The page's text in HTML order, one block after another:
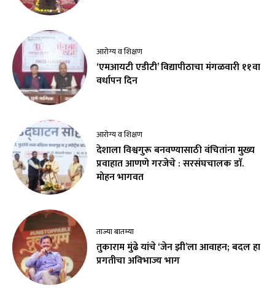
आरोग्य व शिक्षण
‘एमआयटी एडीटी’ विद्यापीठाचा मंगळवारी ११वा
वर्धापन दिन
आरोग्य व शिक्षण
देशाला विश्वगुरू बनवण्यासाठी वंचितांना मुख्य
प्रवाहात आणणे गरजेचे : सरसंघचालक डाॅ.
मोहन भागवत
ताज्या बातम्या
तुकाराम मुंढे यांचे ‘जेन झी’ला आवाहन; बदल हा
प्रगतीचा अविभाज्य भाग